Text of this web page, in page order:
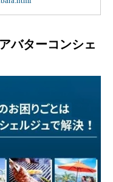
バターコンシェ